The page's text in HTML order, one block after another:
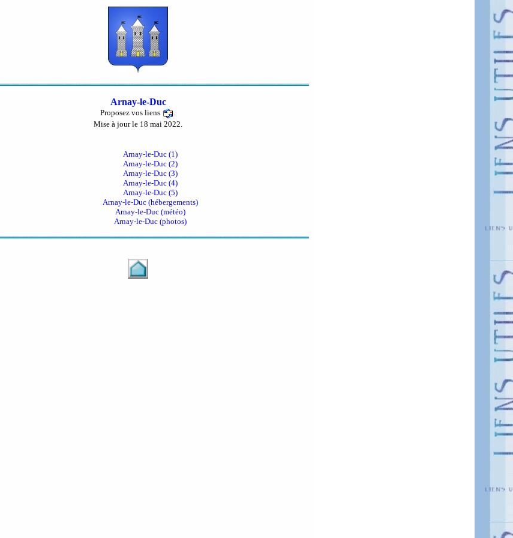
Arnay-le-Duc
Proposez vos liens
Mise à jour le 18 mai 2022.
Arnay-le-Duc (1)
Arnay-le-Duc (2)
Arnay-le-Duc (3)
Arnay-le-Duc (4)
Arnay-le-Duc (5)
Arnay-le-Duc (hébergements)
Arnay-le-Duc (météo)
Arnay-le-Duc (photos)